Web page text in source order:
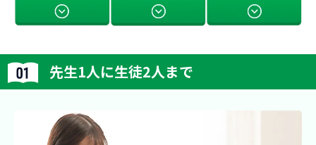
先生1人に生徒2人まで